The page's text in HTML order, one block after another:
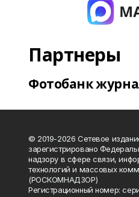
Партнеры
Фотобанк
© 2019-2026 Сетевое
зарегистрировано
надзору в сфере связи,
технологий и массовых
(РОСКОМНАДЗОР)
Регистрационный номер: